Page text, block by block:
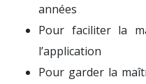
années
Pour faciliter la
l’application
Pour garder la